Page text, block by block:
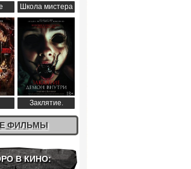
Школа мистера
Пингвина (2024)
Заклятие.
Демон внутри
(2024)
ФИЛЬМЫ
В КИНО: